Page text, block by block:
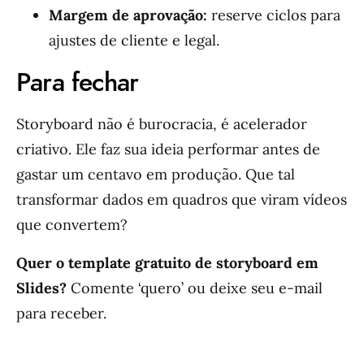
Margem de aprovação: reserve ciclos para
ajustes de cliente e legal.
Para fechar
Storyboard não é burocracia, é acelerador
criativo. Ele faz sua ideia performar antes de
gastar um centavo em produção. Que tal
transformar dados em quadros que viram vídeos
que convertem?
Quer o template gratuito de storyboard em
Slides? Comente ‘quero’ ou deixe seu e-mail
para receber.